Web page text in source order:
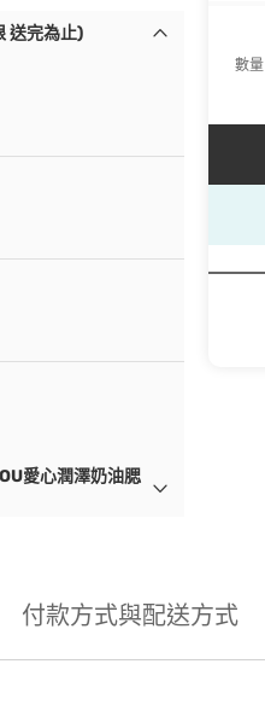
數量
送完為止)
愛心潤澤奶油腮
付款方式與配送方式